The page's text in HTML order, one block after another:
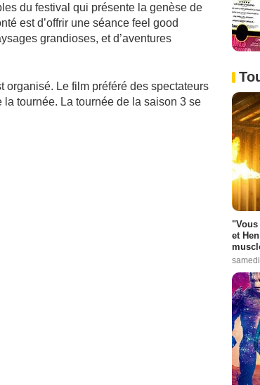
du festival qui présente la genèse de
est d’offrir une séance feel good
grandioses, et d’aventures
organisé. Le film préféré des spectateurs
la tournée. La tournée de la saison 3 se
"Vous
et